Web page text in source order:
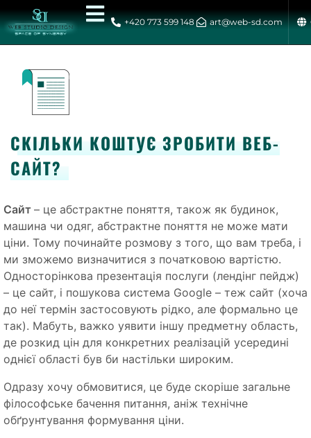
+420 773 599 148 art@web-sd.com
СКІЛЬКИ КОШТУЄ ЗРОБИТИ ВЕБ-
САЙТ?
Сайт – це абстрактне поняття, також як будинок,
машина чи одяг, абстрактне поняття не може мати
ціни. Тому починайте розмову з того, що вам треба, і
ми зможемо визначитися з початковою вартістю.
Односторінкова презентація послуги (лендінг пейдж)
– це сайт, і пошукова система Google – теж сайт (хоча
до неї термін застосовують рідко, але формально це
так). Мабуть, важко уявити іншу предметну область,
де розкид цін для конкретних реалізацій усередині
однієї області був би настільки широким.
Одразу хочу обмовитися, це буде скоріше загальне
філософське бачення питання, аніж технічне
обґрунтування формування ціни.